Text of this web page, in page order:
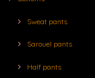
Sweat pants
Sarouel pants
Half pants